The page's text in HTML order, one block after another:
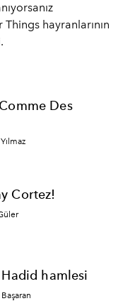
Things hayranlarının
Des
Cortez!
hamlesi